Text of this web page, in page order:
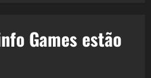
Games estão